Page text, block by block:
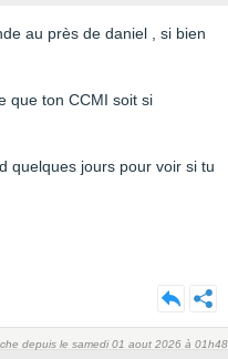
au près de daniel , si bien
que ton CCMI soit si
quelques jours pour voir si tu
depuis le samedi 01 aout 2026 à 01h48